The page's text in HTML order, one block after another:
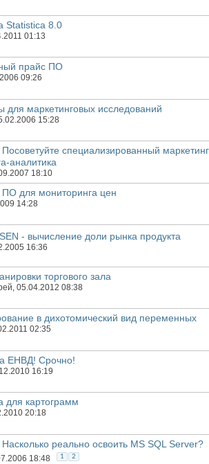
Statistica 8.0
01:13
прайс ПО
09:26
для маркетинговых исследований
15:28
Посоветуйте специализированный
аналитика
18:10
ПО для мониторинга цен
14:28
- вычисление доли рынка продукта
16:36
торгового зала
, 05.04.2012 08:38
в дихотомический вид переменных
02:35
ЕНВД! Срочно!
16:19
для картограмм
20:18
Насколько реально освоить MS SQL Server?
18:48 1 2